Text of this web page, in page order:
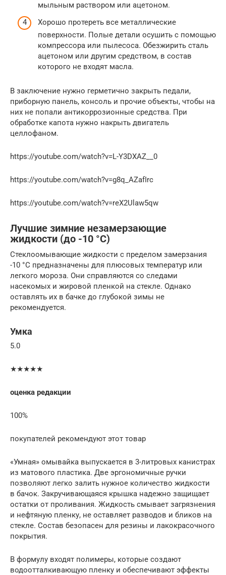
мыльным раствором или ацетоном.
Хорошо протереть все металлические
поверхности. Полые детали осушить с помощью
компрессора или пылесоса. Обезжирить сталь
ацетоном или другим средством, в состав
которого не входят масла.
В заключение нужно герметично закрыть педали,
приборную панель, консоль и прочие объекты, чтобы на
них не попали антикоррозионные средства. При
обработке капота нужно накрыть двигатель
целлофаном.
https://youtube.com/watch?v=L-Y3DXAZ__0
https://youtube.com/watch?v=g8q_AZafIrc
https://youtube.com/watch?v=reX2Ulaw5qw
Лучшие зимние незамерзающие
жидкости (до -10 °C)
Стеклоомывающие жидкости с пределом замерзания
-10 °C предназначены для плюсовых температур или
легкого мороза. Они справляются со следами
насекомых и жировой пленкой на стекле. Однако
оставлять их в бачке до глубокой зимы не
рекомендуется.
Умка
5.0
★★★★★
оценка редакции
100%
покупателей рекомендуют этот товар
«Умная» омывайка выпускается в 3-литровых канистрах
из матового пластика. Две эргономичные ручки
позволяют легко залить нужное количество жидкости
в бачок. Закручивающаяся крышка надежно защищает
остатки от проливания. Жидкость смывает загрязнения
и нефтяную пленку, не оставляет разводов и бликов на
стекле. Состав безопасен для резины и лакокрасочного
покрытия.
В формулу входят полимеры, которые создают
водоотталкивающую пленку и обеспечивают эффекты